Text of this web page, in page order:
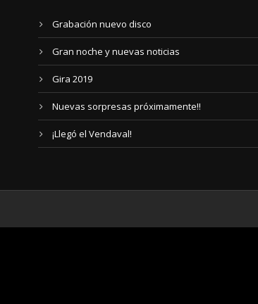
Grabación nuevo disco
Gran noche y nuevas noticias
Gira 2019
Nuevas sorpresas próximamente!!
¡Llegó el Vendaval!